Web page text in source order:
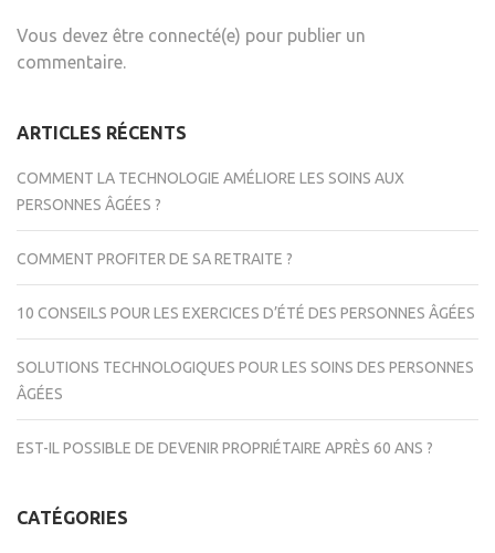
Vous devez être connecté(e) pour publier un
commentaire.
ARTICLES RÉCENTS
COMMENT LA TECHNOLOGIE AMÉLIORE LES SOINS AUX
PERSONNES ÂGÉES ?
COMMENT PROFITER DE SA RETRAITE ?
10 CONSEILS POUR LES EXERCICES D’ÉTÉ DES PERSONNES ÂGÉES
SOLUTIONS TECHNOLOGIQUES POUR LES SOINS DES PERSONNES
ÂGÉES
EST-IL POSSIBLE DE DEVENIR PROPRIÉTAIRE APRÈS 60 ANS ?
CATÉGORIES